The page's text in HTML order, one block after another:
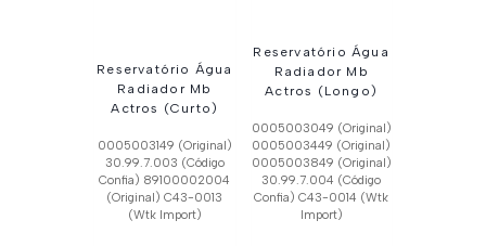
Reservatório Água
Radiador Mb
Actros (Curto)
0005003149 (Original)
30.99.7.003 (Código
Confia) 89100002004
(Original) C43-0013
(Wtk Import)
Reservatório Água
Radiador Mb
Actros (Longo)
0005003049 (Original)
0005003449 (Original)
0005003849 (Original)
30.99.7.004 (Código
Confia) C43-0014 (Wtk
Import)